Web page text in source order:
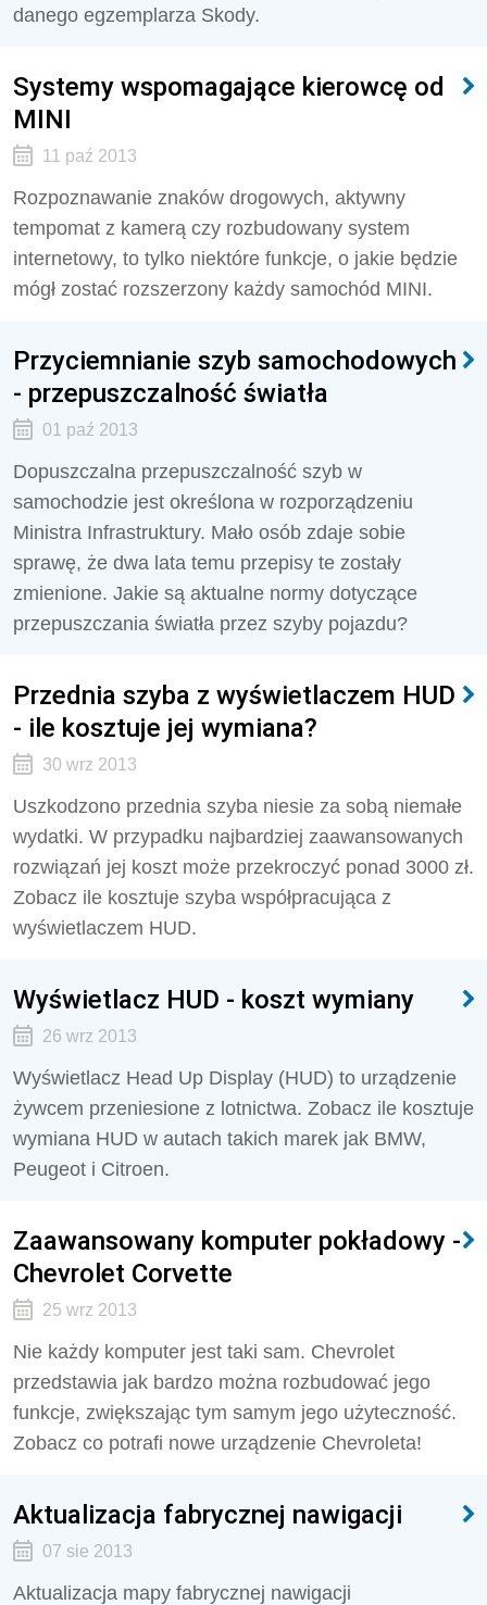
danego egzemplarza Skody.
Systemy wspomagające kierowcę od
MINI
11 paź 2013
Rozpoznawanie znaków drogowych, aktywny
tempomat z kamerą czy rozbudowany system
internetowy, to tylko niektóre funkcje, o jakie będzie
mógł zostać rozszerzony każdy samochód MINI.
Przyciemnianie szyb samochodowych
- przepuszczalność światła
01 paź 2013
Dopuszczalna przepuszczalność szyb w
samochodzie jest określona w rozporządzeniu
Ministra Infrastruktury. Mało osób zdaje sobie
sprawę, że dwa lata temu przepisy te zostały
zmienione. Jakie są aktualne normy dotyczące
przepuszczania światła przez szyby pojazdu?
Przednia szyba z wyświetlaczem HUD
- ile kosztuje jej wymiana?
30 wrz 2013
Uszkodzono przednia szyba niesie za sobą niemałe
wydatki. W przypadku najbardziej zaawansowanych
rozwiązań jej koszt może przekroczyć ponad 3000 zł.
Zobacz ile kosztuje szyba współpracująca z
wyświetlaczem HUD.
Wyświetlacz HUD - koszt wymiany
26 wrz 2013
Wyświetlacz Head Up Display (HUD) to urządzenie
żywcem przeniesione z lotnictwa. Zobacz ile kosztuje
wymiana HUD w autach takich marek jak BMW,
Peugeot i Citroen.
Zaawansowany komputer pokładowy -
Chevrolet Corvette
25 wrz 2013
Nie każdy komputer jest taki sam. Chevrolet
przedstawia jak bardzo można rozbudować jego
funkcje, zwiększając tym samym jego użyteczność.
Zobacz co potrafi nowe urządzenie Chevroleta!
Aktualizacja fabrycznej nawigacji
07 sie 2013
Aktualizacja mapy fabrycznej nawigacji